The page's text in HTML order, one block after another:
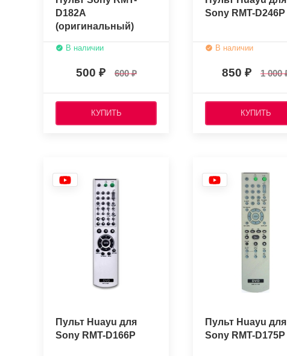
D182A
(оригинальный)
В наличии
500 600
КУПИТЬ
Sony RMT-D246P
В наличии
850 1 000
КУПИТЬ
Пульт Huayu для
Sony RMT-D166P
Пульт Huayu для
Sony RMT-D175P